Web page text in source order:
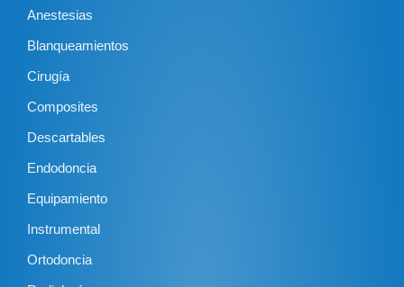
Anestesias
Blanqueamientos
Cirugía
Composites
Descartables
Endodoncia
Equipamiento
Instrumental
Ortodoncia